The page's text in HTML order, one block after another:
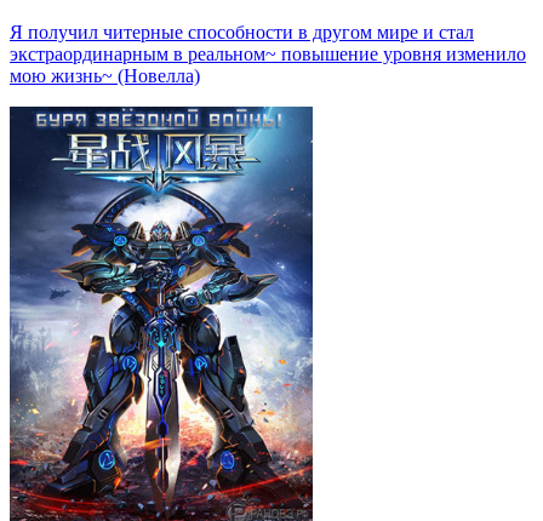
Я получил читерные способности в другом мире и стал
экстраординарным в реальном~ повышение уровня изменило
мою жизнь~ (Новелла)